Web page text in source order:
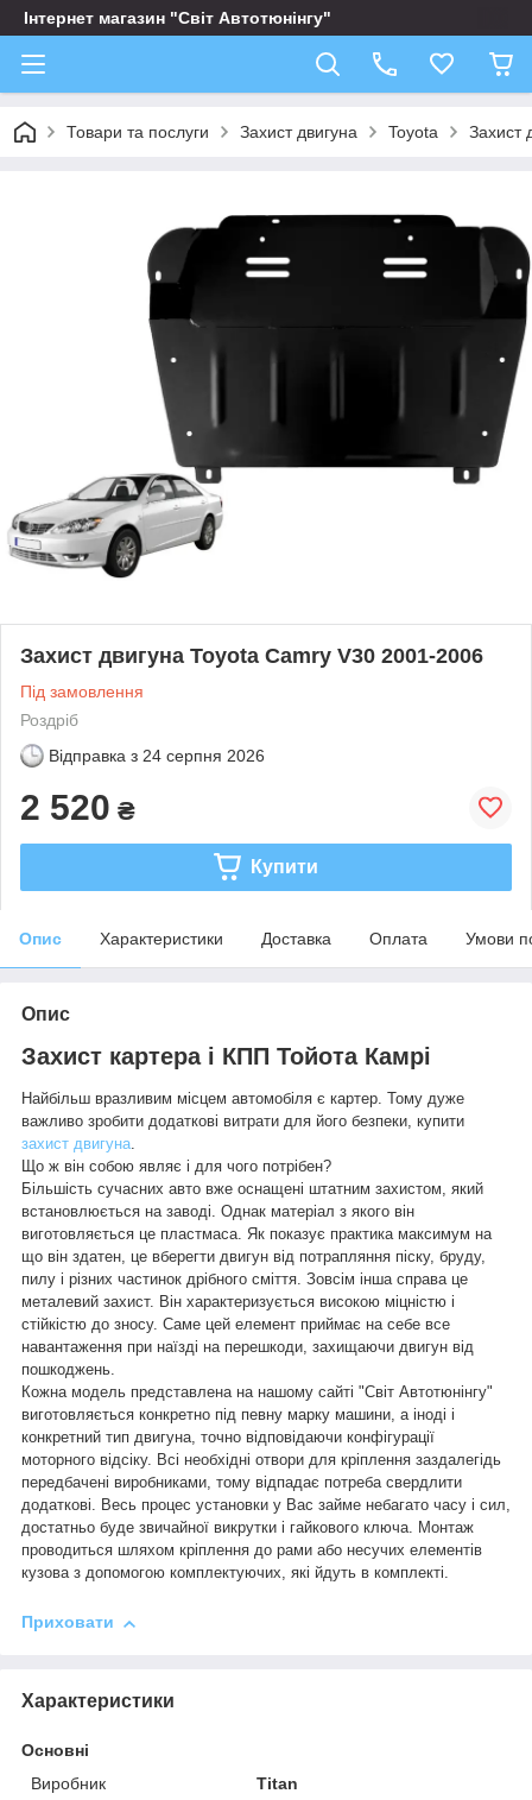
Інтернет магазин "Світ Автотюнінгу"
Товари та послуги Захист двигуна Toyota Захист
Захист двигуна Toyota Camry V30 2001-2006
Під замовлення
Роздріб
Відправка з 24 серпня 2026
2 520 ₴
Купити
Опис Характеристики Доставка Оплата Умови
Опис
Захист картера і КПП Тойота Камрі
Найбільш вразливим місцем автомобіля є картер. Тому дуже
важливо зробити додаткові витрати для його безпеки, купити
захист двигуна.
Що ж він собою являє і для чого потрібен?
Більшість сучасних авто вже оснащені штатним захистом, який
встановлюється на заводі. Однак матеріал з якого він
виготовляється це пластмаса. Як показує практика максимум на
що він здатен, це вберегти двигун від потрапляння піску, бруду,
пилу і різних частинок дрібного сміття. Зовсім інша справа це
металевий захист. Він характеризується високою міцністю і
стійкістю до зносу. Саме цей елемент приймає на себе все
навантаження при наїзді на перешкоди, захищаючи двигун від
пошкоджень.
Кожна модель представлена на нашому сайті "Світ Автотюнінгу"
виготовляється конкретно під певну марку машини, а іноді і
конкретний тип двигуна, точно відповідаючи конфігурації
моторного відсіку. Всі необхідні отвори для кріплення заздалегідь
передбачені виробниками, тому відпадає потреба свердлити
додаткові. Весь процес установки у Вас займе небагато часу і сил,
достатньо буде звичайної викрутки і гайкового ключа. Монтаж
проводиться шляхом кріплення до рами або несучих елементів
кузова з допомогою комплектуючих, які йдуть в комплекті.
Приховати
Характеристики
Основні
Виробник
Titan